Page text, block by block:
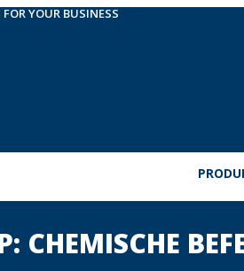
YOUR BUSINESS
CHEMISCHE